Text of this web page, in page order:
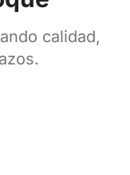
calidad,